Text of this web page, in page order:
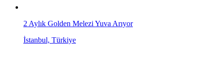
2 Aylık Golden Melezi Yuva Arıyor
İstanbul, Türkiye